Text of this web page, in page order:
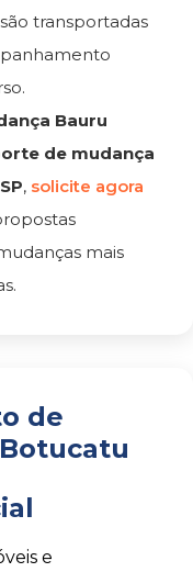
transportadas
Bauru
de mudança
, solicite agora
mais
de
e